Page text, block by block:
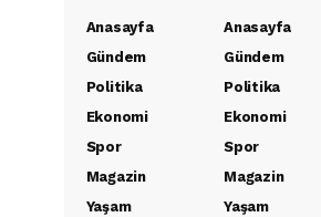
Anasayfa
Gündem
Politika
Ekonomi
Spor
Magazin
Yaşam
Anasayfa
Gündem
Politika
Ekonomi
Spor
Magazin
Yaşam